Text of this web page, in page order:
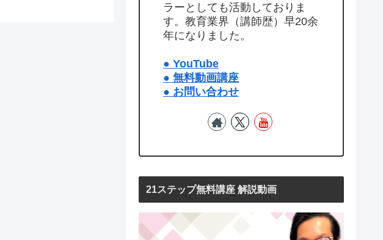
ラーとしても活動しておりま
す。教育業界（講師歴）早20余
年になりました。
● YouTube
● 無料動画講座
● お問い合わせ
21ステップ無料講座 解説動画